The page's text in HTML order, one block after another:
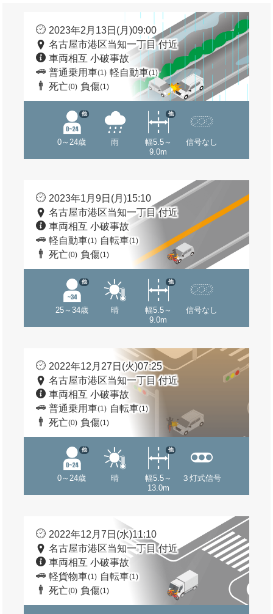
2023年2月13日(月)09:00
名古屋市港区当知一丁目 付近
車両相互 小破事故
普通乗用車(1) 軽自動車(1)
死亡(0) 負傷(1)
0～24歳
他
雨
幅5.5～
9.0m
他
信号なし
2023年1月9日(月)15:10
名古屋市港区当知一丁目 付近
車両相互 小破事故
軽自動車(1) 自転車(1)
死亡(0) 負傷(1)
25～34歳
他
晴
幅5.5～
9.0m
他
信号なし
2022年12月27日(火)07:25
名古屋市港区当知一丁目 付近
車両相互 小破事故
普通乗用車(1) 自転車(1)
死亡(0) 負傷(1)
0～24歳
他
晴
幅5.5～
13.0m
他
３灯式信号
2022年12月7日(水)11:10
名古屋市港区当知一丁目 付近
車両相互 小破事故
軽貨物車(1) 自転車(1)
死亡(0) 負傷(1)